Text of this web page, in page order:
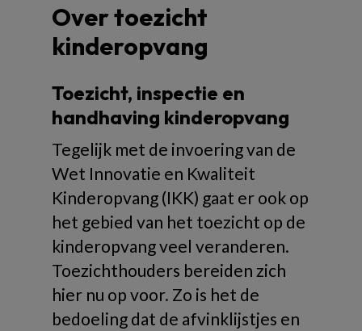
Over toezicht
kinderopvang
Toezicht, inspectie en
handhaving kinderopvang
Tegelijk met de invoering van de
Wet Innovatie en Kwaliteit
Kinderopvang (IKK) gaat er ook op
het gebied van het toezicht op de
kinderopvang veel veranderen.
Toezichthouders bereiden zich
hier nu op voor. Zo is het de
bedoeling dat de afvinklijstjes en